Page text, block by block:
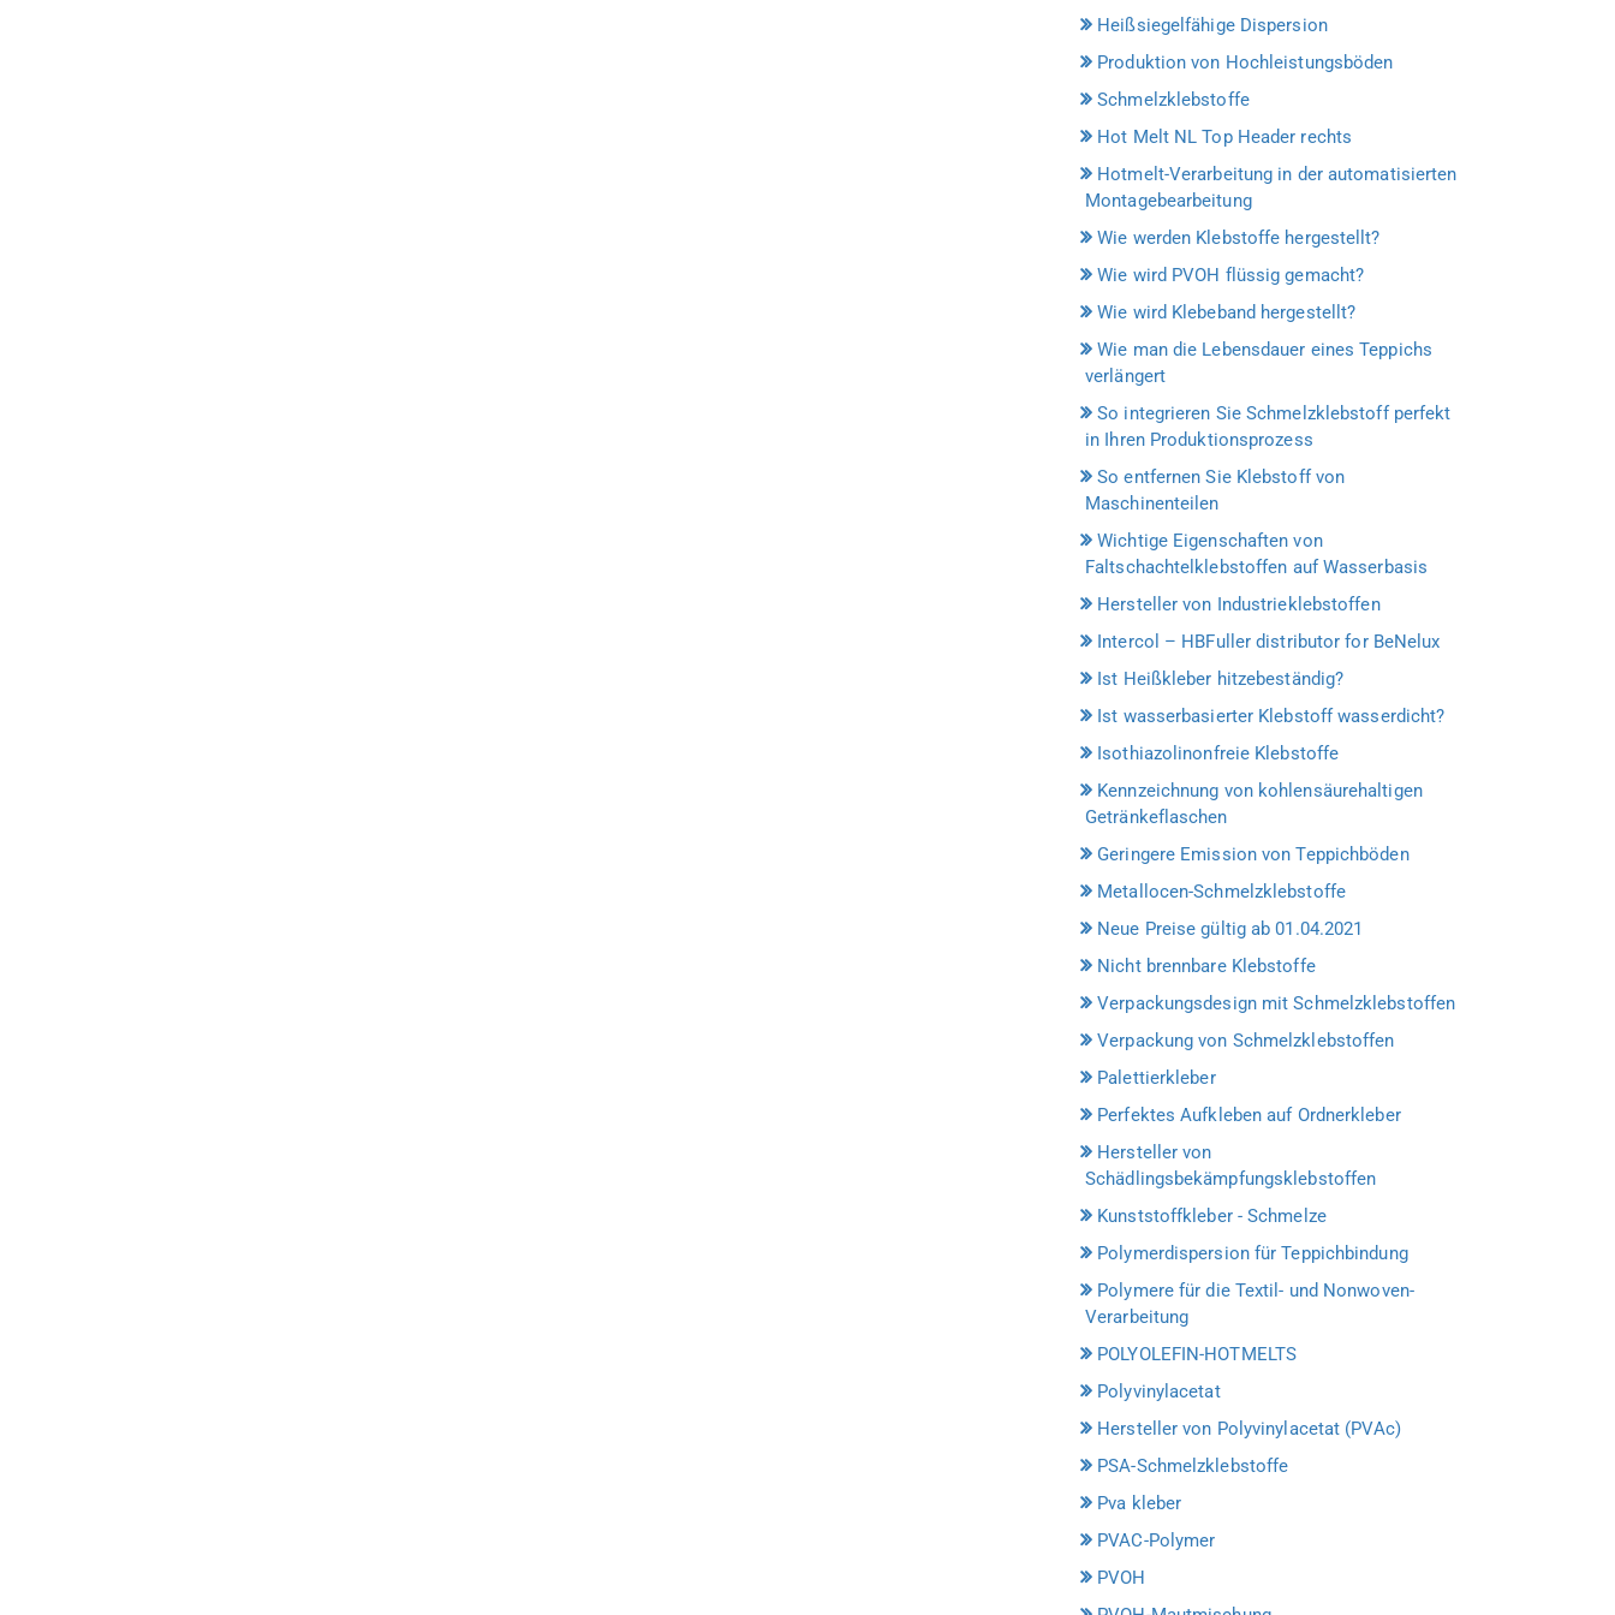
Heißsiegelfähige Dispersion
Produktion von Hochleistungsböden
Schmelzklebstoffe
Hot Melt NL Top Header rechts
Hotmelt-Verarbeitung in der automatisierten
Montagebearbeitung
Wie werden Klebstoffe hergestellt?
Wie wird PVOH flüssig gemacht?
Wie wird Klebeband hergestellt?
Wie man die Lebensdauer eines Teppichs
verlängert
So integrieren Sie Schmelzklebstoff perfekt
in Ihren Produktionsprozess
So entfernen Sie Klebstoff von
Maschinenteilen
Wichtige Eigenschaften von
Faltschachtelklebstoffen auf Wasserbasis
Hersteller von Industrieklebstoffen
Intercol – HBFuller distributor for BeNelux
Ist Heißkleber hitzebeständig?
Ist wasserbasierter Klebstoff wasserdicht?
Isothiazolinonfreie Klebstoffe
Kennzeichnung von kohlensäurehaltigen
Getränkeflaschen
Geringere Emission von Teppichböden
Metallocen-Schmelzklebstoffe
Neue Preise gültig ab 01.04.2021
Nicht brennbare Klebstoffe
Verpackungsdesign mit Schmelzklebstoffen
Verpackung von Schmelzklebstoffen
Palettierkleber
Perfektes Aufkleben auf Ordnerkleber
Hersteller von
Schädlingsbekämpfungsklebstoffen
Kunststoffkleber - Schmelze
Polymerdispersion für Teppichbindung
Polymere für die Textil- und Nonwoven-
Verarbeitung
POLYOLEFIN-HOTMELTS
Polyvinylacetat
Hersteller von Polyvinylacetat (PVAc)
PSA-Schmelzklebstoffe
Pva kleber
PVAC-Polymer
PVOH